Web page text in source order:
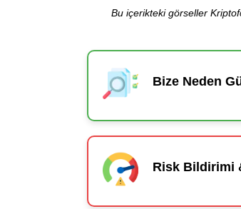
Bu içerikteki görseller
Bize Neden
Risk Bildirimi